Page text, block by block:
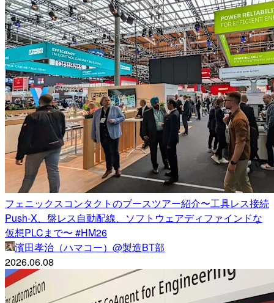
フェニックスコンタクトのブースツアー紹介〜工具レス接続
Push-X、盤レス自動配線、ソフトウェアディファインドな
仮想PLCまで〜 #HM26
濱田孝治（ハマコー）@製造BT部
2026.06.08